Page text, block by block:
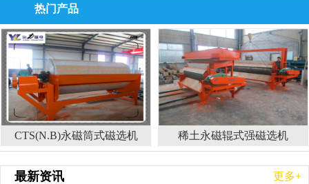
热门产品
CTS(N.B)永磁筒式磁选机 稀土永磁辊式强磁选机
最新资讯 更多+